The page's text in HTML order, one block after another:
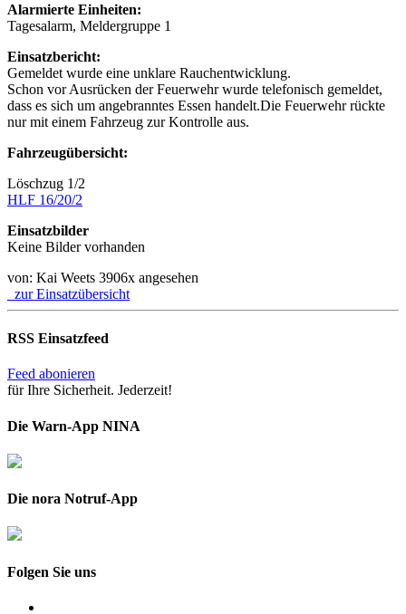
Alarmierte Einheiten:
Tagesalarm, Meldergruppe 1
Einsatzbericht:
Gemeldet wurde eine unklare Rauchentwicklung.
Schon vor Ausrücken der Feuerwehr wurde telefonisch gemeldet,
dass es sich um angebranntes Essen handelt.Die Feuerwehr rückte
nur mit einem Fahrzeug zur Kontrolle aus.
Fahrzeugübersicht:
Löschzug 1/2
HLF 16/20/2
Einsatzbilder
Keine Bilder vorhanden
von: Kai Weets 3906x angesehen
zur Einsatzübersicht
RSS Einsatzfeed
Feed abonieren
für Ihre Sicherheit. Jederzeit!
Die Warn-App NINA
Die nora Notruf-App
Folgen Sie uns